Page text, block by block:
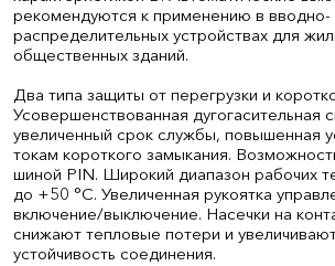
рекомендуются к применению в вводно-
распределительных устройствах для
общественных зданий.
Два типа защиты от перегрузки и
Усовершенствованная дугогасительная
увеличенный срок службы, повышенная
токам короткого замыкания.
шиной PIN. Широкий диапазон рабочих
до +50 °С. Увеличенная рукоятка
включение/выключение. Насечки на
снижают тепловые потери и
устойчивость соединения.